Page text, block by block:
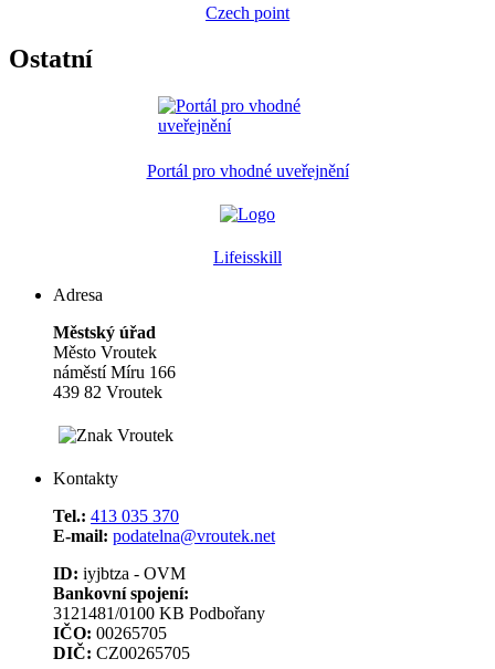
Czech point
Ostatní
Portál pro vhodné uveřejnění
Lifeisskill
Adresa
Městský úřad
Město Vroutek
náměstí Míru 166
439 82 Vroutek
Kontakty
Tel.: 413 035 370
E-mail: podatelna@vroutek.net
ID: iyjbtza - OVM
Bankovní spojení:
3121481/0100 KB Podbořany
IČO: 00265705
DIČ: CZ00265705